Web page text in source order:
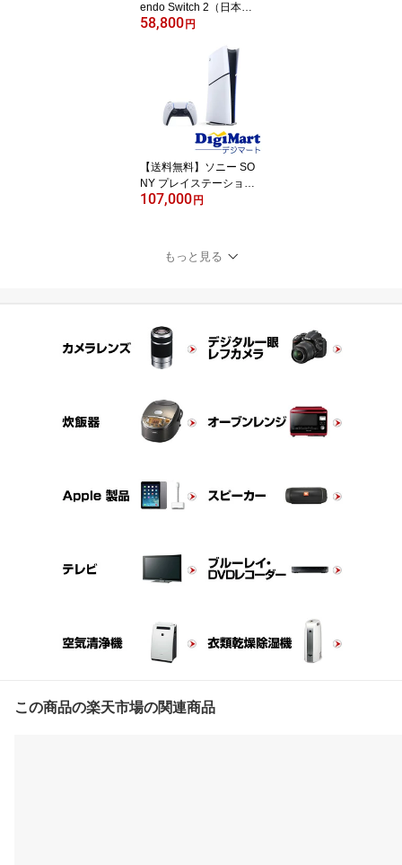
endo Switch 2（日本
語・国内専用）[BEE-S-K
品・訳あり：箱潰れ】
【返品不可商品】
58,800 円
【送料無料】ソニー SO
NY プレイステーション5
playstation5 デジタル・
国内正規品】【返品不可
商品】
107,000 円
もっと見る
この商品の楽天市場の関連商品